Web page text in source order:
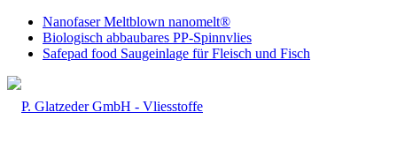
Nanofaser Meltblown nanomelt®
Biologisch abbaubares PP-Spinnvlies
Safepad food Saugeinlage für Fleisch und Fisch